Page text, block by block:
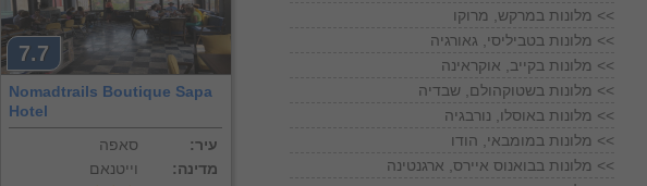
7.7
Nomadtrails Boutique Sapa
Hotel
סאפה
:עיר
וייטנאם
:מדינה
מלונות במרקש, מרוקו <<
מלונות בטביליסי, גאורגיה <<
מלונות בקייב, אוקראינה <<
מלונות בשטוקהולם, שבדיה <<
מלונות באוסלו, נורבגיה <<
מלונות במומבאי, הודו <<
מלונות בבואנוס איירס, ארגנטינה <<